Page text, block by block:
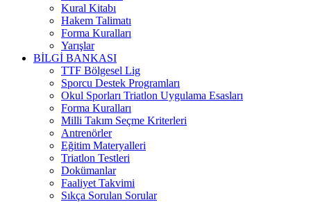
Kural Kitabı
Hakem Talimatı
Forma Kuralları
Yarışlar
BİLGİ BANKASI
TTF Bölgesel Lig
Sporcu Destek Programları
Okul Sporları Triatlon Uygulama Esasları
Forma Kuralları
Milli Takım Seçme Kriterleri
Antrenörler
Eğitim Materyalleri
Triatlon Testleri
Dokümanlar
Faaliyet Takvimi
Sıkça Sorulan Sorular